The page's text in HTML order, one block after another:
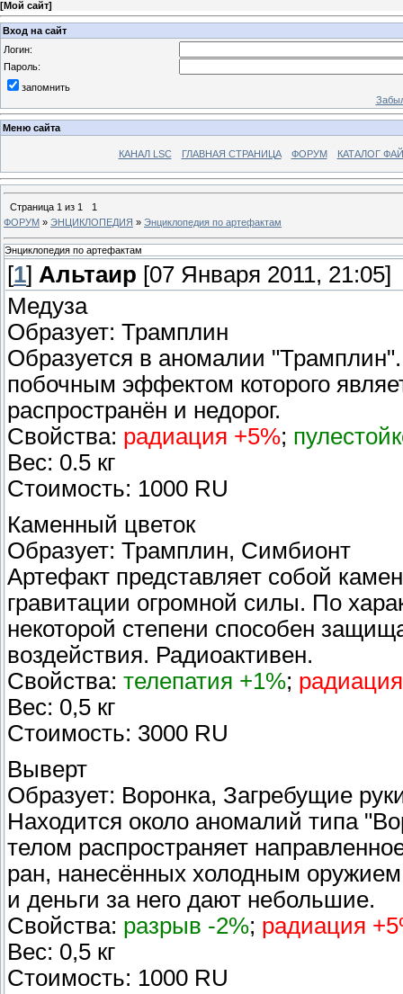
[Мой сайт]
Вход на сайт
Логин:
Пароль:
запомнить
Меню сайта
КАНАЛ LSC ГЛАВНАЯ СТРАНИЦА ФОРУМ КАТАЛОГ
Страница 1 из 1
1
ФОРУМ » ЭНЦИКЛОПЕДИЯ » Энциклопедия по артефактам
Энциклопедия по артефактам
[1] Альтаир [07 Января 2011, 21:05]
Медуза
Образует: Трамплин
Образуется в аномалии
побочным эффектом которого
распространён и недорог.
Свойства: радиация +5%;
Вес: 0.5 кг
Стоимость: 1000 RU
Каменный цветок
Образует: Трамплин, Симбионт
Артефакт представляет собой
гравитации огромной силы. По
некоторой степени способен
воздействия. Радиоактивен.
Свойства: телепатия +1%;
Вес: 0,5 кг
Стоимость: 3000 RU
Выверт
Образует: Воронка, Загребущие
Находится около аномалий типа
телом распространяет
ран, нанесённых холодным
и деньги за него дают небольшие.
Свойства: разрыв -2%; радиация
Вес: 0,5 кг
Стоимость: 1000 RU